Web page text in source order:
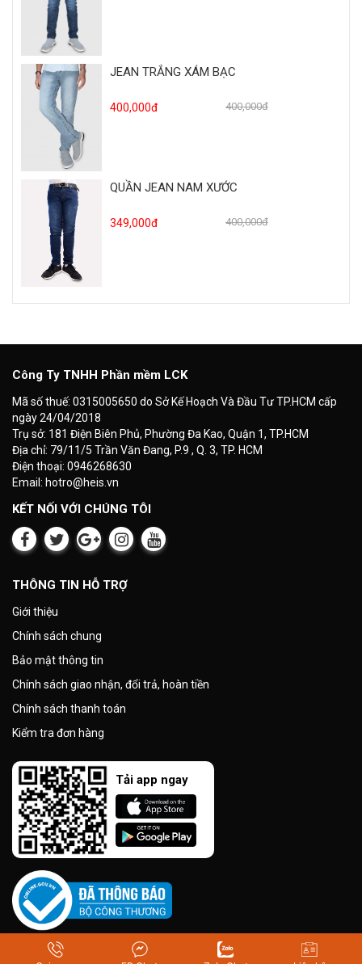
JEAN TRẮNG XÁM BẠC
400,000đ 400,000đ
QUẦN JEAN NAM XƯỚC
349,000đ 400,000đ
Công Ty TNHH Phần mềm LCK
Mã số thuế: 0315005650 do Sở Kế Hoạch Và Đầu Tư TP.HCM cấp
ngày 24/04/2018
Trụ sở: 181 Điện Biên Phủ, Phường Đa Kao, Quận 1, TP.HCM
Địa chỉ: 79/11/5 Trần Văn Đang, P.9 , Q. 3, TP. HCM
Điện thoại: 0946268630
Email: hotro@heis.vn
KẾT NỐI VỚI CHÚNG TÔI
THÔNG TIN HỖ TRỢ
Giới thiệu
Chính sách chung
Bảo mật thông tin
Chính sách giao nhận, đổi trả, hoàn tiền
Chính sách thanh toán
Kiểm tra đơn hàng
Tải app ngay